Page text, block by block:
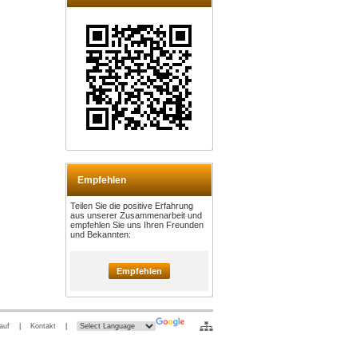
Empfehlen
Teilen Sie die positive Erfahrung
aus unserer Zusammenarbeit und
empfehlen Sie uns Ihren Freunden
und Bekannten:
Empfehlen
Kontakt